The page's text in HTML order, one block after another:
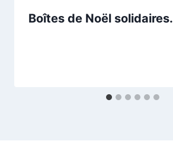
Boîtes de Noël solidaires.